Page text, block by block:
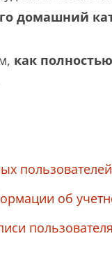
домашний
как
об